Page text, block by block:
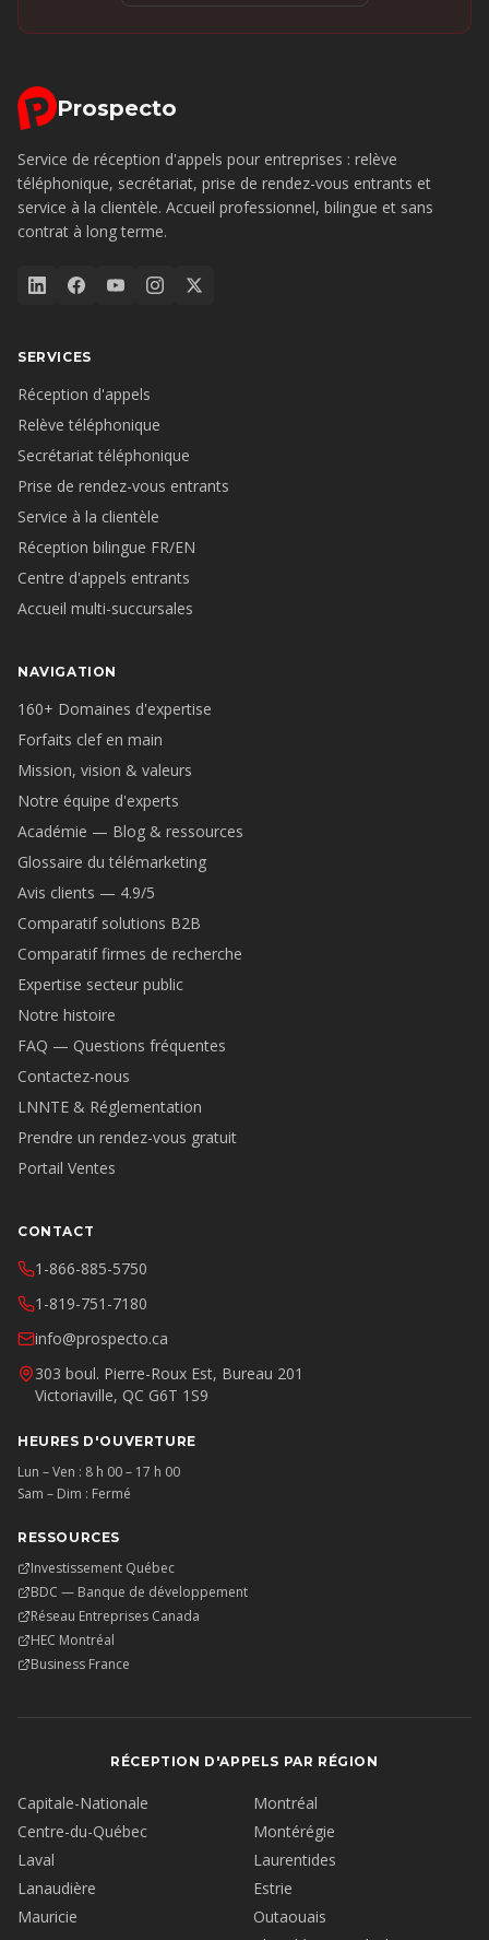
Prospecto
Service de réception d'appels pour entreprises : relève
téléphonique, secrétariat, prise de rendez-vous entrants et
service à la clientèle. Accueil professionnel, bilingue et sans
contrat à long terme.
SERVICES
Réception d'appels
Relève téléphonique
Secrétariat téléphonique
Prise de rendez-vous entrants
Service à la clientèle
Réception bilingue FR/EN
Centre d'appels entrants
Accueil multi-succursales
NAVIGATION
160+ Domaines d'expertise
Forfaits clef en main
Mission, vision & valeurs
Notre équipe d'experts
Académie — Blog & ressources
Glossaire du télémarketing
Avis clients — 4.9/5
Comparatif solutions B2B
Comparatif firmes de recherche
Expertise secteur public
Notre histoire
FAQ — Questions fréquentes
Contactez-nous
LNNTE & Réglementation
Prendre un rendez-vous gratuit
Portail Ventes
CONTACT
1-866-885-5750
1-819-751-7180
info@prospecto.ca
303 boul. Pierre-Roux Est, Bureau 201
Victoriaville, QC G6T 1S9
HEURES D'OUVERTURE
Lun – Ven : 8 h 00 – 17 h 00
Sam – Dim : Fermé
RESSOURCES
Investissement Québec
BDC — Banque de développement
Réseau Entreprises Canada
HEC Montréal
Business France
RÉCEPTION D'APPELS PAR RÉGION
Capitale-Nationale
Montréal
Centre-du-Québec
Montérégie
Laval
Laurentides
Lanaudière
Estrie
Mauricie
Outaouais